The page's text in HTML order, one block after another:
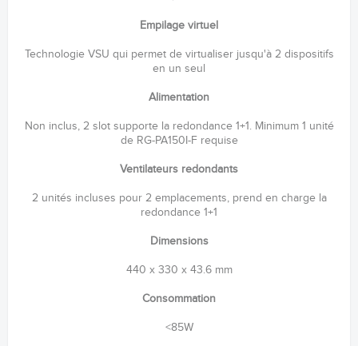
Empilage virtuel
Technologie VSU qui permet de virtualiser jusqu'à 2 dispositifs
en un seul
Alimentation
Non inclus, 2 slot supporte la redondance 1+1. Minimum 1 unité
de RG-PA150I-F requise
Ventilateurs redondants
2 unités incluses pour 2 emplacements, prend en charge la
redondance 1+1
Dimensions
440 x 330 x 43.6 mm
Consommation
<85W